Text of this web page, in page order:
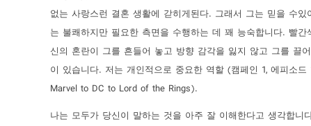
없는 사랑스런 결혼 생활에 갇히게된다. 그래서 그는 믿을 수
는 불쾌하지만 필요한 측면을 수행하는 데 꽤 능숙합니다. 빨
신의 혼란이 그를 흔들어 놓고 방향 감각을 잃지 않고 그를 끌
이 있습니다. 저는 개인적으로 중요한 역할 (캠페인 1, 에피소
Marvel to DC to Lord of the Rings).
나는 모두가 당신이 말하는 것을 아주 잘 이해한다고 생각합